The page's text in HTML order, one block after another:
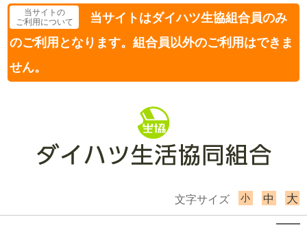
当サイトの
ご利用について
当サイトはダイハツ生協組合員のみ
のご利用となります。組合員以外のご利用はできま
せん。
文字サイズ 小 中 大